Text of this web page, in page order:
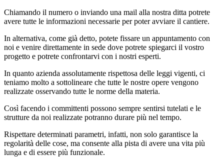
Chiamando il numero o inviando una mail alla nostra ditta potrete
avere tutte le informazioni necessarie per poter avviare il cantiere.
In alternativa, come già detto, potete fissare un appuntamento con
noi e venire direttamente in sede dove potrete spiegarci il vostro
progetto e potrete confrontarvi con i nostri esperti.
In quanto azienda assolutamente rispettosa delle leggi vigenti, ci
teniamo molto a sottolineare che tutte le nostre opere vengono
realizzate osservando tutte le norme della materia.
Così facendo i committenti possono sempre sentirsi tutelati e le
strutture da noi realizzate potranno durare più nel tempo.
Rispettare determinati parametri, infatti, non solo garantisce la
regolarità delle cose, ma consente alla pista di avere una vita più
lunga e di essere più funzionale.